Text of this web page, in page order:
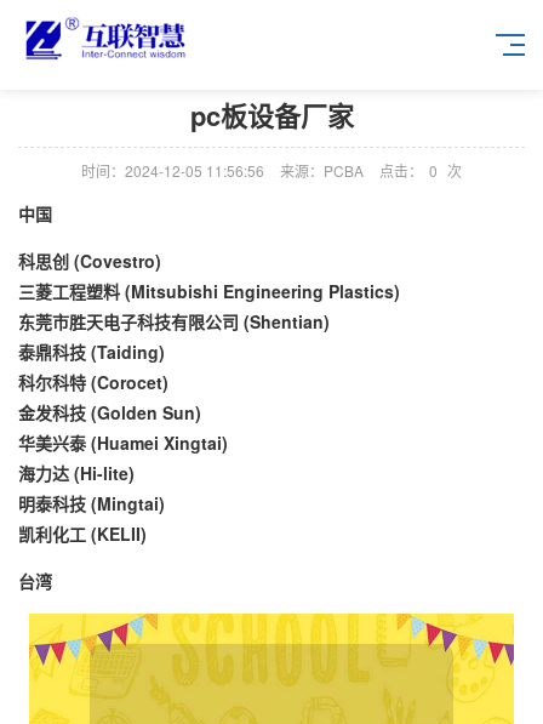
pc板设备厂家
时间：2024-12-05 11:56:56 来源：PCBA 点击： 0 次
中国
科思创 (Covestro)
三菱工程塑料 (Mitsubishi Engineering Plastics)
东莞市胜天电子科技有限公司 (Shentian)
泰鼎科技 (Taiding)
科尔科特 (Corocet)
金发科技 (Golden Sun)
华美兴泰 (Huamei Xingtai)
海力达 (Hi-lite)
明泰科技 (Mingtai)
凯利化工 (KELII)
台湾